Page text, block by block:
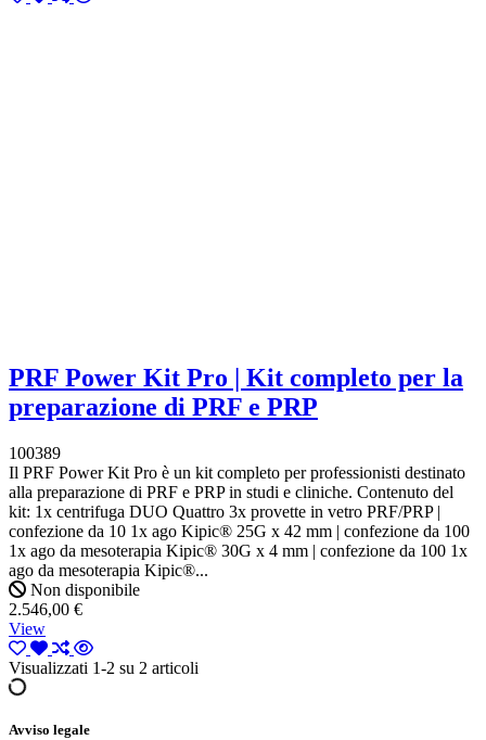
PRF Power Kit Pro | Kit completo per la
preparazione di PRF e PRP
100389
Il PRF Power Kit Pro è un kit completo per professionisti destinato
alla preparazione di PRF e PRP in studi e cliniche. Contenuto del
kit: 1x centrifuga DUO Quattro 3x provette in vetro PRF/PRP |
confezione da 10 1x ago Kipic® 25G x 42 mm | confezione da 100
1x ago da mesoterapia Kipic® 30G x 4 mm | confezione da 100 1x
ago da mesoterapia Kipic®...
Non disponibile
2.546,00 €
View
Visualizzati 1-2 su 2 articoli
Avviso legale